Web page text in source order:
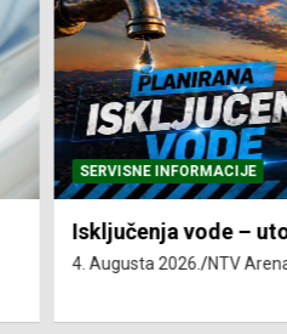
SERVISNE INFORMACIJE
Isključenja vode –
4. Augusta 2026. NTV Arena